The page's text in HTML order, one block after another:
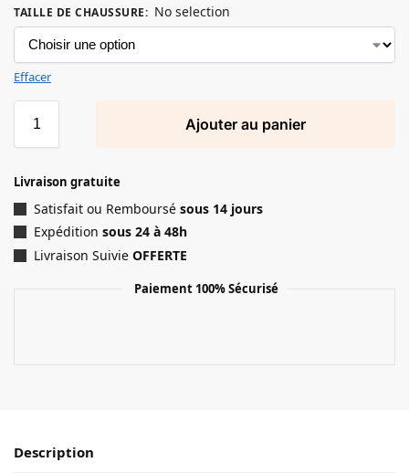
TAILLE DE CHAUSSURE: No selection
Effacer
Ajouter au panier
Livraison gratuite
Satisfait ou Remboursé sous 14 jours
Expédition sous 24 à 48h
Livraison Suivie OFFERTE
Paiement 100% Sécurisé
Description